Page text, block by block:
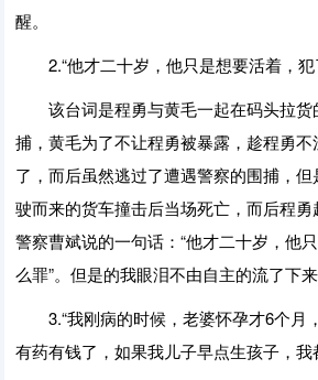
醒。
2.“他才二十岁，他只是想要活着，犯
该台词是程勇与黄毛一起在码头拉货
捕，黄毛为了不让程勇被暴露，趁程勇
了，而后虽然逃过了遭遇警察的围捕，
驶而来的货车撞击后当场死亡，而后程
警察曹斌说的一句话：“他才二十岁，他
么罪”。但是的我眼泪不由自主的流了下
3.“我刚病的时候，老婆怀孕才6个月
有药有钱了，如果我儿子早点生孩子，我